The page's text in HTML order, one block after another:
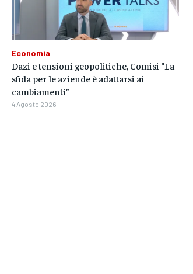
Economia
Dazi e tensioni geopolitiche, Comisi “La
sfida per le aziende è adattarsi ai
cambiamenti”
4 Agosto 2026